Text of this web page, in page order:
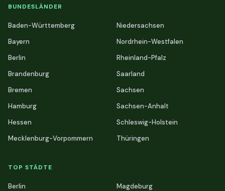
BUNDESLÄNDER
Baden-Württemberg
Bayern
Berlin
Brandenburg
Bremen
Hamburg
Hessen
Mecklenburg-Vorpommern
Niedersachsen
Nordrhein-Westfalen
Rheinland-Pfalz
Saarland
Sachsen
Sachsen-Anhalt
Schleswig-Holstein
Thüringen
TOP STÄDTE
Berlin
Magdeburg